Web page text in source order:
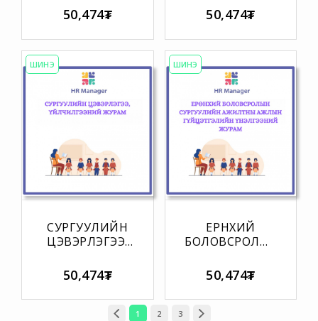
БАЙДЛЫН
ЖУРАМ
50,474₮
АШИГЛАХ
ЖУРАМ
50,474₮
ШИНЭ
СУРГУУЛИЙН
ЦЭВЭРЛЭГЭЭ,
ЖУРАМ
50,474₮
ШИНЭ
ЕРӨНХИЙ
БОЛОВСРОЛЫН
АЖИЛТНЫ
АЖЛЫН
ГҮЙЦЭТГЭЛИЙН
ҮНЭЛГЭЭНИЙ
50,474₮
1 2 3